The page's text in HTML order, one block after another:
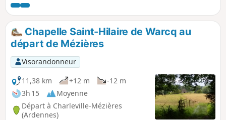
agréable, dans un dédale de sentiers
longeant des étangs plus beaux les uns
que les autres, côtoyant la Meuse avec
de très jolis paysages en toile de fond et
la rumeur paisible des activités
humaines alentour.
Chapelle Saint-Hilaire de Warcq au
départ de Mézières
Visorandonneur
11,38 km
+12 m
-12 m
3h 15
Moyenne
Départ à Charleville-Mézières
(Ardennes)